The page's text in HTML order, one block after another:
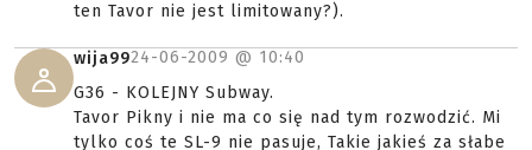
ten Tavor nie jest limitowany?).
wija9924-06-2009 @ 10:40
G36 - KOLEJNY Subway.
Tavor Pikny i nie ma co się nad tym rozwodzić. Mi
tylko coś te SL-9 nie pasuje, Takie jakieś za słabe